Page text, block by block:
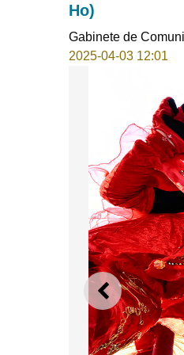
Ho)
Gabinete de
2025-04-03 12:01